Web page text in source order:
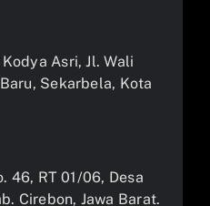
Asri, Jl. Wali
Sekarbela, Kota
46, RT 01/06, Desa
Cirebon, Jawa Barat.